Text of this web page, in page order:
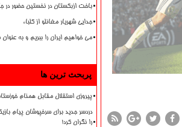
باخت ازبکستان در نخستین حضور در
جدایی شهریار مغانلو از کلباء
می خواهیم ایران را ببریم و به
پربحث ترین ها
پیروزی استقلال مقابل همنام
دردسر جدید برای سرخپوشان پیام
را نگران کرد!